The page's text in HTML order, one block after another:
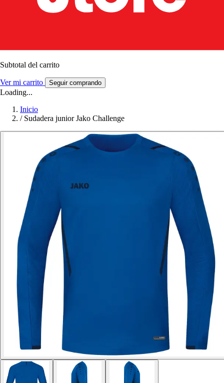
Subtotal del carrito
Ver mi carrito Seguir comprando
Loading...
Inicio
/ Sudadera junior Jako Challenge